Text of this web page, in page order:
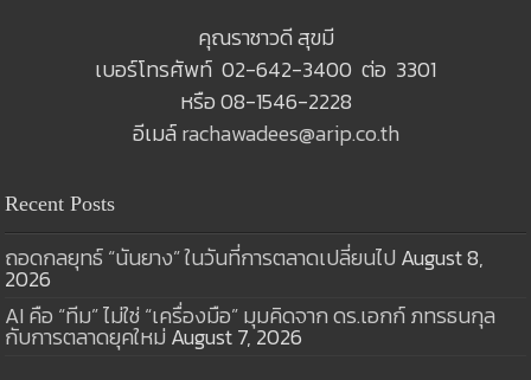
คุณราชาวดี สุขมี
เบอร์โทรศัพท์ 02-642-3400 ต่อ 3301
หรือ 08-1546-2228
อีเมล์rachawadees@arip.co.th
Recent Posts
ถอดกลยุทธ์ “นันยาง” ในวันที่การตลาดเปลี่ยนไป August 8,
2026
AI คือ “ทีม” ไม่ใช่ “เครื่องมือ” มุมคิดจาก ดร.เอกก์ ภทรธนกุล
กับการตลาดยุคใหม่ August 7, 2026